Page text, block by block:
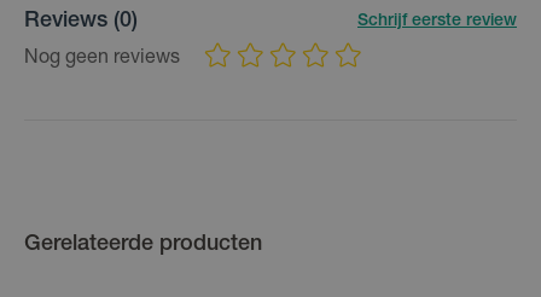
Reviews (0) Schrijf eerste review
Nog geen reviews
Gerelateerde producten